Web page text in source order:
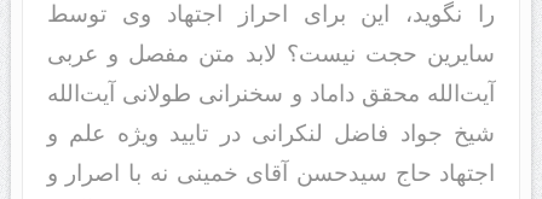
را نگوید، این برای احراز اجتهاد وی توسط
سایرین حجت نیست؟ لابد متن مفصل و عربی
آیت‌الله محقق داماد و سخنرانی طولانی آیت‌الله
شیخ جواد فاضل لنکرانی در تایید ویژه علم و
اجتهاد حاج سیدحسن آقای خمینی نه با اصرار و